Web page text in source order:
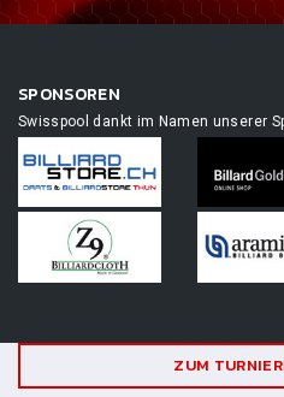
SPONSOREN
Swisspool dankt im Namen unserer
ZUM